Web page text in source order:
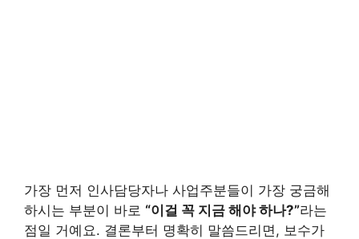
가장 먼저 인사담당자나 사업주분들이 가장 궁금해
하시는 부분이 바로 “이걸 꼭 지금 해야 하나?”라는
점일 거예요. 결론부터 명확히 말씀드리면, 보수가